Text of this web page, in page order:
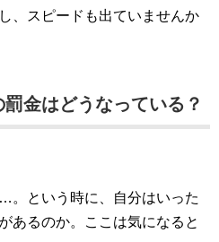
、スピードも出ていませんか
金はどうなっている？
。という時に、自分はいった
あるのか。ここは気になると